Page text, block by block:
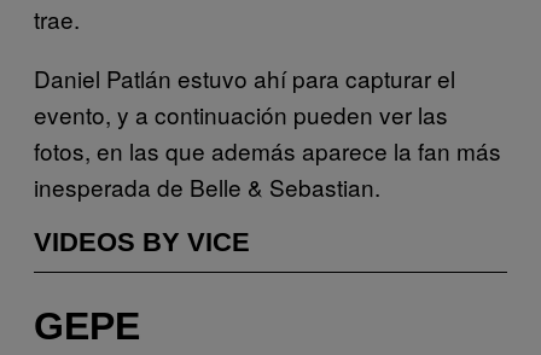
trae.
Daniel Patlán estuvo ahí para capturar el
evento, y a continuación pueden ver las
fotos, en las que además aparece la fan más
inesperada de Belle & Sebastian.
VIDEOS BY VICE
GEPE